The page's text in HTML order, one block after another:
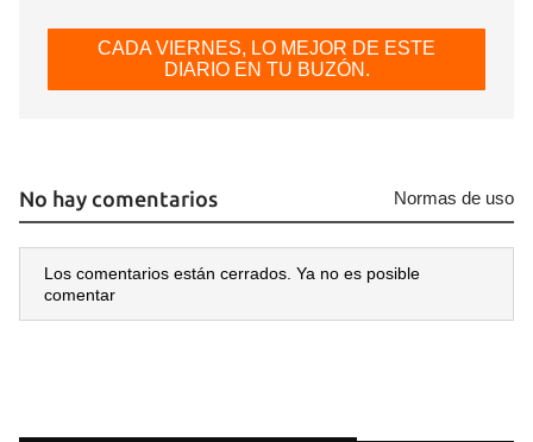
CADA VIERNES, LO MEJOR DE ESTE
DIARIO EN TU BUZÓN.
No hay comentarios Normas de uso
Los comentarios están cerrados. Ya no es posible
comentar